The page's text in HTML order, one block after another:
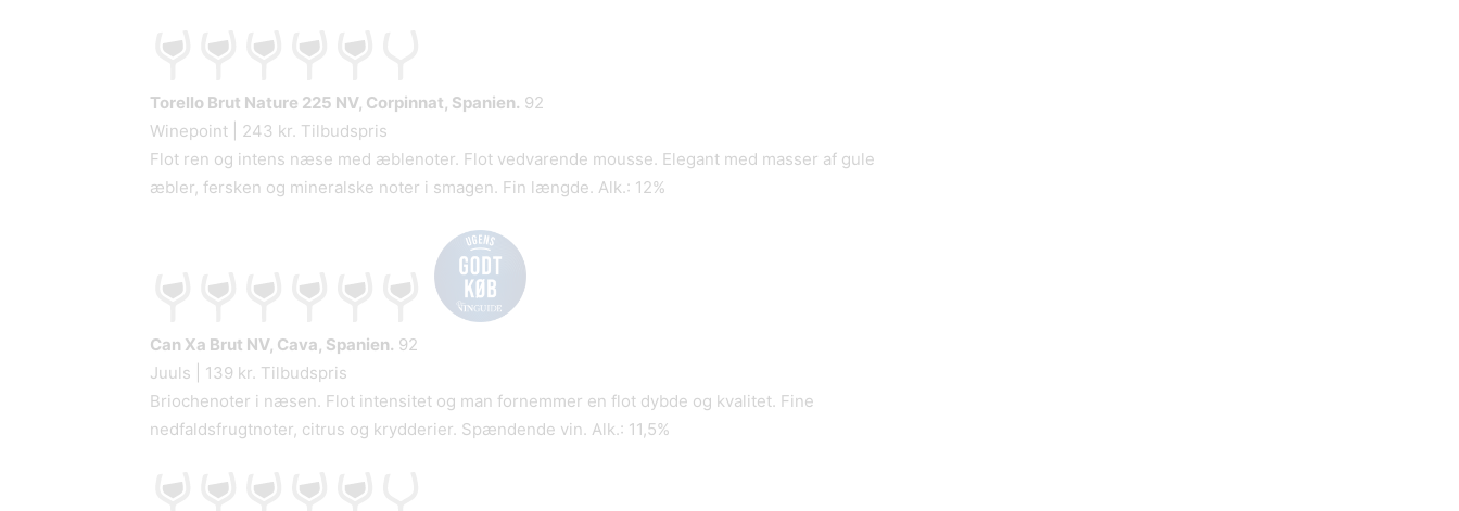
Torello Brut Nature 225 NV, Corpinnat, Spanien. 92
Winepoint | 243 kr. Tilbudspris
Flot ren og intens næse med æblenoter. Flot vedvarende mousse. Elegant med masser af gule
æbler, fersken og mineralske noter i smagen. Fin længde. Alk.: 12%
Can Xa Brut NV, Cava, Spanien. 92
Juuls | 139 kr. Tilbudspris
Briochenoter i næsen. Flot intensitet og man fornemmer en flot dybde og kvalitet. Fine
nedfaldsfrugtnoter, citrus og krydderier. Spændende vin. Alk.: 11,5%